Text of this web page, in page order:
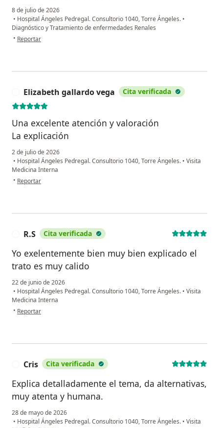
8 de julio de 2026
• Hospital Ángeles Pedregal. Consultorio 1040, Torre Ángeles. •
Diagnóstico y Tratamiento de enfermedades Renales
• en opinión del usuario Aleyda Martínez
Reportar
Elizabeth gallardo vega Cita verificada
Una excelente atención y valoración
La explicación
2 de julio de 2026
• Hospital Ángeles Pedregal. Consultorio 1040, Torre Ángeles. • Visita
Medicina Interna
• en opinión del usuario Elizabeth gallardo vega
Reportar
R.S Cita verificada
Yo exelentemente bien muy bien explicado el
trato es muy calido
22 de junio de 2026
• Hospital Ángeles Pedregal. Consultorio 1040, Torre Ángeles. • Visita
Medicina Interna
• en opinión del usuario R.S
Reportar
Cris Cita verificada
Explica detalladamente el tema, da alternativas,
muy atenta y humana.
28 de mayo de 2026
• Hospital Ángeles Pedregal. Consultorio 1040, Torre Ángeles. • Visita